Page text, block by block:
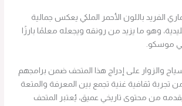
الفريد باللون الأحمر الملكي يعكس جمالية
وهو ما يزيد من رونقه ويجعله معلمًا بارزًا
موسكو.
والزوار على إدراج هذا المتحف ضمن برامجهم
من تجربة ثقافية غنية تجمع بين المعرفة والمتعة
من محتوى تاريخي عميق، يُعتبر المتحف